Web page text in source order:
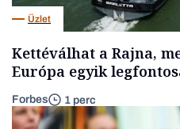
Üzlet
Kettéválhat a Rajna,
Európa egyik
Forbes 1 perc